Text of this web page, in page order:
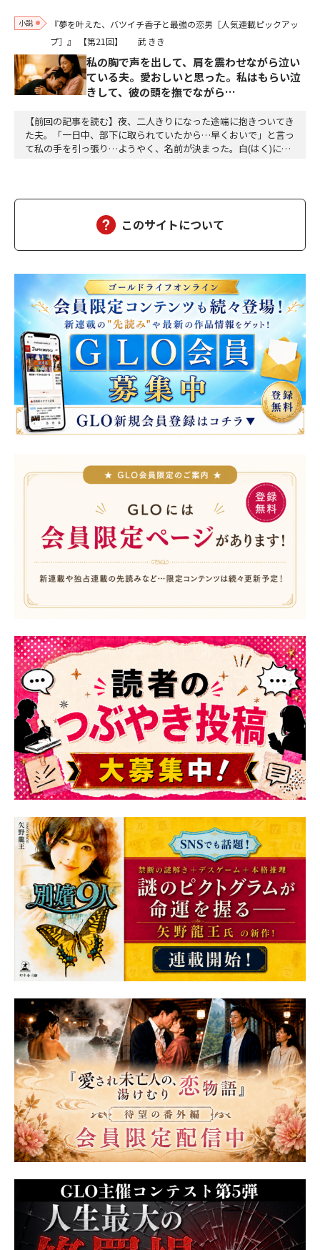
小説
『夢を叶えた、バツイチ香子と最強の恋男［人気連載ピックアッ
プ］』
【第21回】 武 きき
私の胸で声を出して、肩を震わせながら泣い
ている夫。愛おしいと思った。私はもらい泣
きして、彼の頭を撫でながら…
【前回の記事を読む】夜、二人きりになった途端に抱きついてき
た夫。「一日中、部下に取られていたから…早くおいで」と言っ
て私の手を引っ張り…ようやく、名前が決まった。白(はく)に決
ふふ」「母さんだって、二個食べただろう」「あら、…
このサイトについて